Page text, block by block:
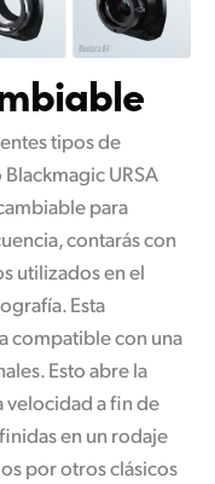
tipos de
URSA
para
contarás con
utilizados en el
Esta
compatible con una
Esto abrela
velocidad a fin de
en un rodaje
por otros clásicos